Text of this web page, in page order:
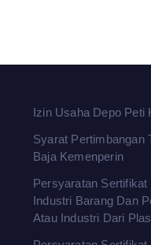
Izin Usaha Depo Peti
Syarat Pertimbangan
Baja Kemenperin
Persyaratan Sertifikat
Industri Barang Dan
Atau Industri Dari